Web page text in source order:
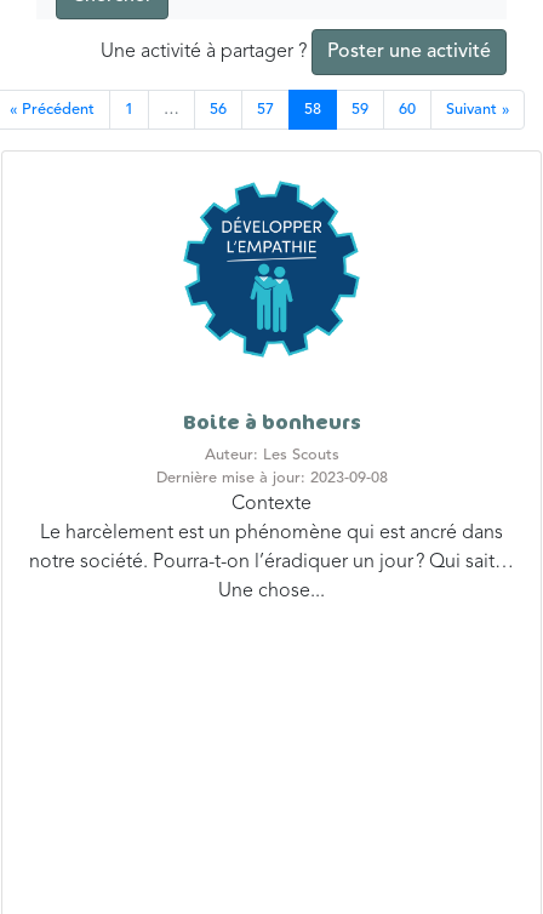
Une activité à partager ?
58 Suivant »
Auteur: Les Scouts
Contexte
Le harcèlement est un phénomène qui est ancré dans
notre société. Pourra-t-on l’éradiquer un jour ? Qui sait…
Une chose...